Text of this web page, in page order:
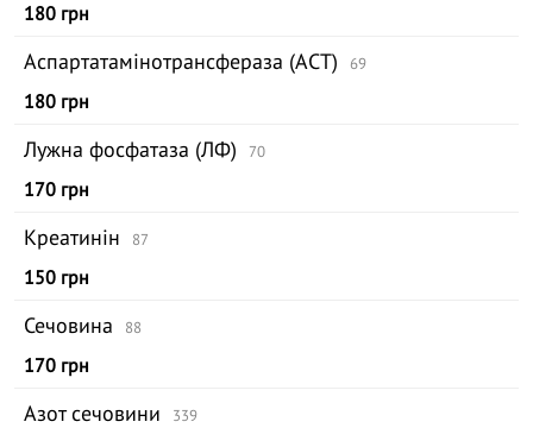
180 грн
Аспартатамінотрансфераза (АСТ) 69
180 грн
Лужна фосфатаза (ЛФ) 70
170 грн
Креатинін 87
150 грн
Сечовина 88
170 грн
Азот сечовини 339